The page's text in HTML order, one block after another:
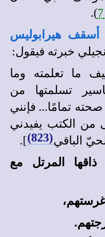
).
أسقف هيرابوليس
خبرته فيقول:
ما تعلمته وما
تسلمتها من
تمامًا... فإنني
من الكتب يفيدني
الباقي(823)
].
المرتل مع